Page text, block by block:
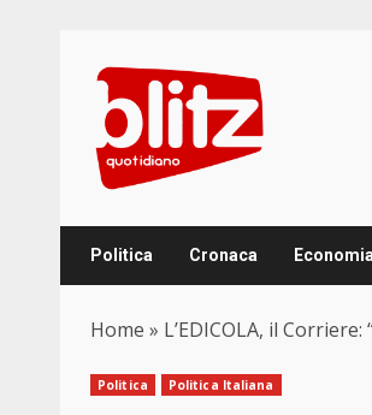
content
Politica Cronaca Economia
Home » L’EDICOLA, il
Politica Politica Italiana